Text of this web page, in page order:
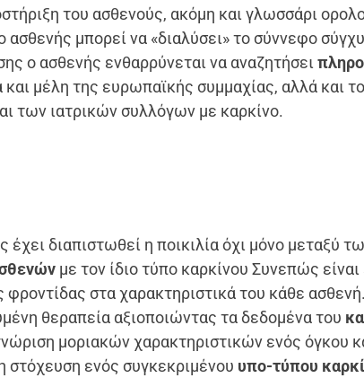
του ασθενούς, ακόμη και γλωσσάρι
ασθενής μπορεί να «διαλύσει» το σύννεφο
ο ασθενής ενθαρρύνεται να αναζητήσει
μέλη της ευρωπαϊκής συμμαχίας, αλλά και
των ιατρικών συλλόγων με καρκίνο.
διαπιστωθεί η ποικιλία όχι μόνο μεταξύ
με τον ίδιο τύπο καρκίνου Συνεπώς
φροντίδας στα χαρακτηριστικά του κάθε
θεραπεία αξιοποιώντας τα δεδομένα του
μοριακών χαρακτηριστικών ενός όγκου
στόχευση ενός συγκεκριμένου υπο-τύπου